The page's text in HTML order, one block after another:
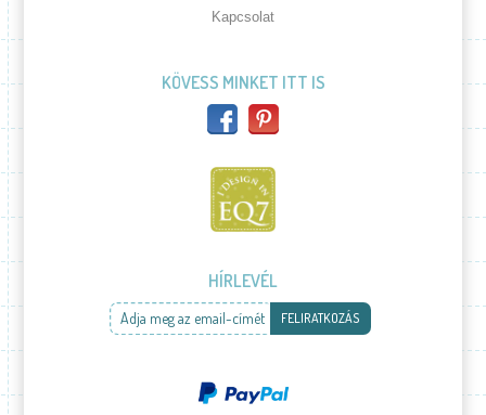
Kapcsolat
KÖVESS MINKET ITT IS
HÍRLEVÉL
Adja meg az email-címét FELIRATKOZÁS